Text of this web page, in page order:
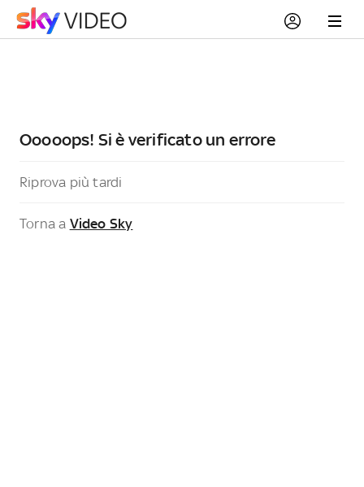
Ooooops! Si è verificato un errore
Riprova più tardi
Torna a Video Sky